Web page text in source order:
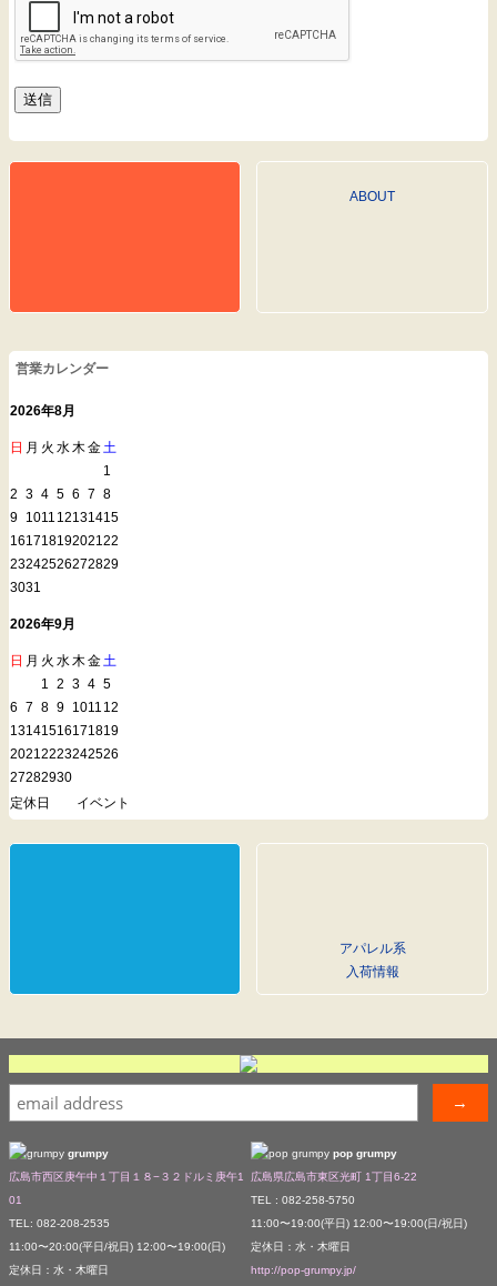
ABOUT
営業カレンダー
2026年8月
日 月 火 水木金土
1
2 3 4 5 6 7 8
9 1011 12131415
16171819202122
23242526272829
3031
2026年9月
日 月 火 水木金土
1 2 3 4 5
6 7 8 9 1011 12
13141516171819
20212223242526
27282930
定休日
イベント
アパレル系
入荷情報
grumpy
広島市西区庚午中１丁目１８−３２ドルミ庚午1
01
TEL: 082-208-2535
11:00〜20:00(平日/祝日) 12:00〜19:00(日)
定休日：水・木曜日
pop grumpy
広島県広島市東区光町 1丁目6-22
TEL : 082-258-5750
11:00〜19:00(平日) 12:00〜19:00(日/祝日)
定休日：水・木曜日
http://pop-grumpy.jp/